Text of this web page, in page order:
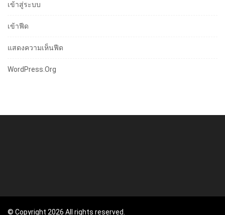
เข้าสู่ระบบ
เข้าฟีด
แสดงความเห็นฟีด
WordPress.org
© Copyright 2026 All rights reserved.